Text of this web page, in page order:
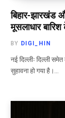
बिहार-झारखंड
मूसलाधार
BY DIGI_HIN
नई दिल्लीः दिल्ली
सुहावना हो गया है।…